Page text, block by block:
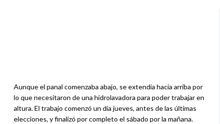
Aunque el panal comenzaba abajo, se extendía hacia arriba por
lo que necesitaron de una hidrolavadora para poder trabajar en
altura. El trabajo comenzó un día jueves, antes de las últimas
elecciones, y finalizó por completo el sábado por la mañana.